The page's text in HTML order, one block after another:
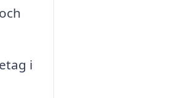
i